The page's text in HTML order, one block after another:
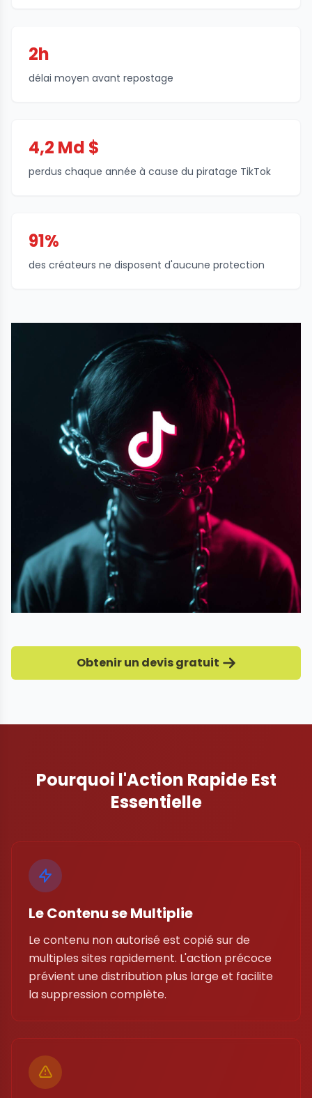
2h
délai moyen avant repostage
4,2 Md $
perdus chaque année à cause du piratage TikTok
91%
des créateurs ne disposent d'aucune protection
Obtenir un devis gratuit
Pourquoi l'Action Rapide Est
Essentielle
Le Contenu se Multiplie
Le contenu non autorisé est copié sur de
multiples sites rapidement. L'action précoce
prévient une distribution plus large et facilite
la suppression complète.